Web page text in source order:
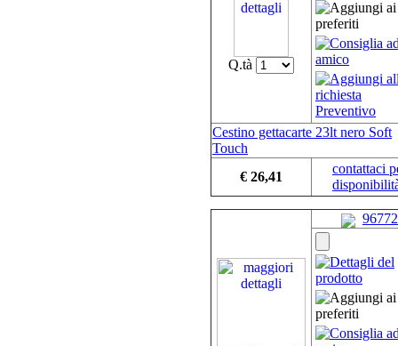
Q.tà
Cestino gettacarte 23lt nero Soft
Touch
€ 26,41
contattaci
96772